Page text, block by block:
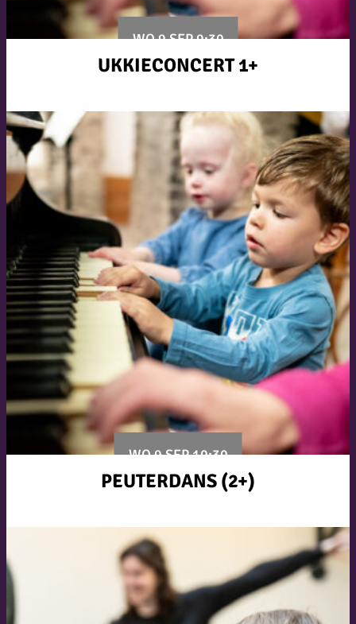
WO 9 SEP 9:30
UKKIECONCERT 1+
WO 9 SEP 10:30
PEUTERDANS (2+)